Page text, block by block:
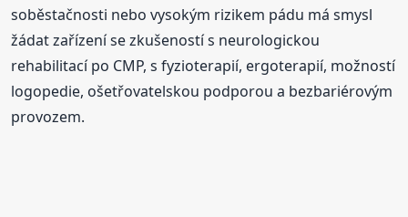
soběstačnosti nebo vysokým rizikem pádu má smysl
žádat zařízení se zkušeností s neurologickou
rehabilitací po CMP, s fyzioterapií, ergoterapií, možností
logopedie, ošetřovatelskou podporou a bezbariérovým
provozem.